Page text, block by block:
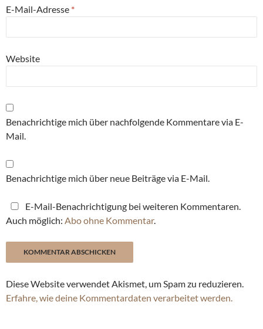
E-Mail-Adresse *
Website
Benachrichtige mich über nachfolgende Kommentare via E-
Mail.
Benachrichtige mich über neue Beiträge via E-Mail.
E-Mail-Benachrichtigung bei weiteren Kommentaren.
Auch möglich: Abo ohne Kommentar.
Diese Website verwendet Akismet, um Spam zu reduzieren.
Erfahre, wie deine Kommentardaten verarbeitet werden.